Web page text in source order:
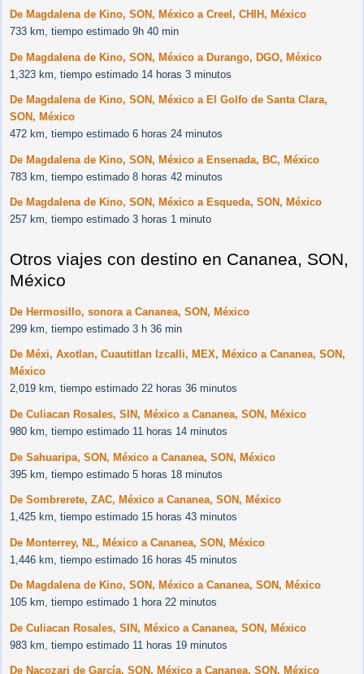
De Magdalena de Kino, SON, México a Creel, CHIH, México
733 km, tiempo estimado 9h 40 min
De Magdalena de Kino, SON, México a Durango, DGO, México
1,323 km, tiempo estimado 14 horas 3 minutos
De Magdalena de Kino, SON, México a El Golfo de Santa Clara,
SON, México
472 km, tiempo estimado 6 horas 24 minutos
De Magdalena de Kino, SON, México a Ensenada, BC, México
783 km, tiempo estimado 8 horas 42 minutos
De Magdalena de Kino, SON, México a Esqueda, SON, México
257 km, tiempo estimado 3 horas 1 minuto
Otros viajes con destino en Cananea, SON,
México
De Hermosillo, sonora a Cananea, SON, México
299 km, tiempo estimado 3 h 36 min
De Méxi, Axotlan, Cuautitlan Izcalli, MEX, México a Cananea, SON,
México
2,019 km, tiempo estimado 22 horas 36 minutos
De Culiacan Rosales, SIN, México a Cananea, SON, México
980 km, tiempo estimado 11 horas 14 minutos
De Sahuaripa, SON, México a Cananea, SON, México
395 km, tiempo estimado 5 horas 18 minutos
De Sombrerete, ZAC, México a Cananea, SON, México
1,425 km, tiempo estimado 15 horas 43 minutos
De Monterrey, NL, México a Cananea, SON, México
1,446 km, tiempo estimado 16 horas 45 minutos
De Magdalena de Kino, SON, México a Cananea, SON, México
105 km, tiempo estimado 1 hora 22 minutos
De Culiacan Rosales, SIN, México a Cananea, SON, México
983 km, tiempo estimado 11 horas 19 minutos
De Nacozari de García, SON, México a Cananea, SON, México